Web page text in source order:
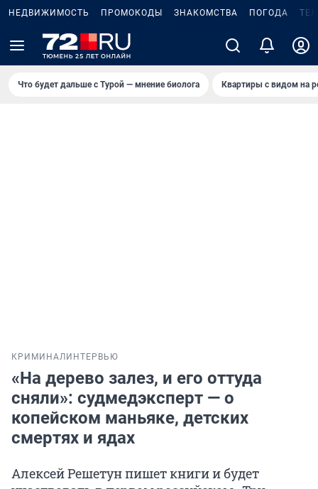
НЕДВИЖИМОСТЬ ПРОМОКОДЫ ЗНАКОМСТВА ПОГОДА
Что будет дальше с Турой — мнение биолога Квартиры с видом на
КРИМИНАЛ ИНТЕРВЬЮ
«На дерево залез, и его оттуда
сняли»: судмедэксперт — о
копейском маньяке, детских
смертях и ядах
Алексей Решетун пишет книги и будет